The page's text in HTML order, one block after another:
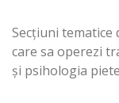
Secțiuni tematice
care sa operezi
și psihologia